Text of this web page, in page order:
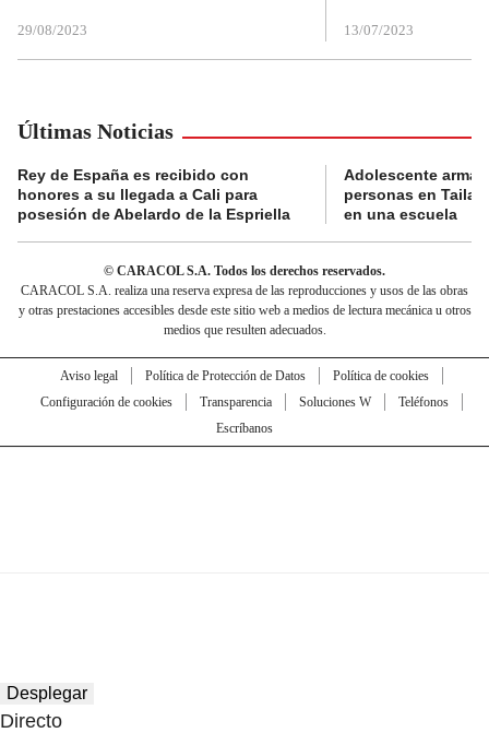
29/08/2023 13/07/2023
Últimas Noticias
Rey de España es recibido con
honores a su llegada a Cali para
posesión de Abelardo de la Espriella
Adolescente
personas en
en una escuela
© CARACOL S.A. Todos los derechos reservados.
CARACOL S.A. realiza una reserva expresa de las reproducciones y usos de las obras
y otras prestaciones accesibles desde este sitio web a medios de lectura mecánica u otros
medios que resulten adecuados.
Aviso legal Política de Protección de Datos
Política de cookies
Configuración de cookies
Transparencia Soluciones W
Teléfonos
Escríbanos
Desplegar
Directo